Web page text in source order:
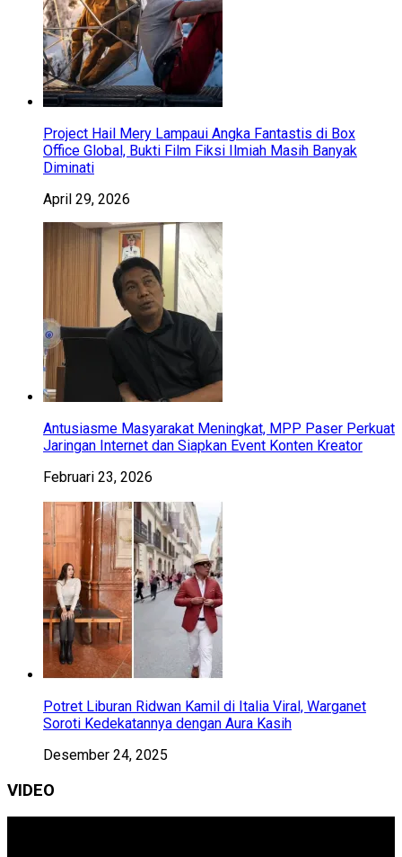
Project Hail Mery Lampaui Angka Fantastis di Box
Office Global, Bukti Film Fiksi Ilmiah Masih Banyak
Diminati
April 29, 2026
Antusiasme Masyarakat Meningkat, MPP Paser Perkuat
Jaringan Internet dan Siapkan Event Konten Kreator
Februari 23, 2026
Potret Liburan Ridwan Kamil di Italia Viral, Warganet
Soroti Kedekatannya dengan Aura Kasih
Desember 24, 2025
VIDEO